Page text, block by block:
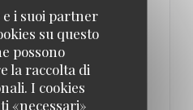
i suoi partner
su questo
possono
la raccolta di
I cookies
«necessari»
la carte évolue au fil de
de calamars, son vrai
sa côte de bœuf et son